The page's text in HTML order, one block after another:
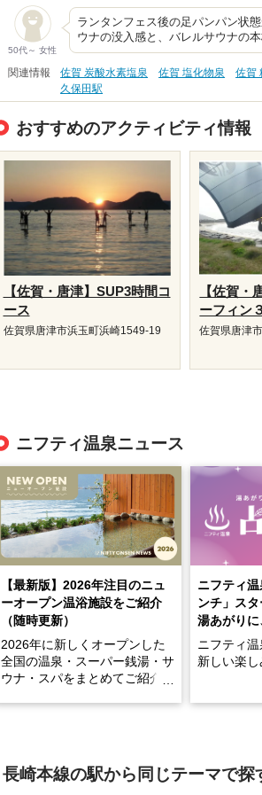
50代～ 女性
ランタンフェス後の足パンパン状
ウナの没入感と、バレルサウナの
関連情報 佐賀 炭酸水素塩泉 佐賀 塩化物泉 佐賀
久保田駅
おすすめのアクティビティ情報
【佐賀・唐津】SUP3時間コ
ース
佐賀県唐津市浜玉町浜崎1549-19
【佐賀・
ーフィン
佐賀県唐津
ニフティ温泉ニュース
【最新版】2026年注目のニュ
ーオープン温浴施設をご紹介
（随時更新）
2026年に新しくオープンした
全国の温泉・スーパー銭湯・サ
ウナ・スパをまとめてご紹介！
まったスポットが続々登場して
います。
ニフティ
ンチ」ス
湯あがりに
ニフティ
新しい楽し
手相やタロ
長崎本線の駅から同じテーマで探